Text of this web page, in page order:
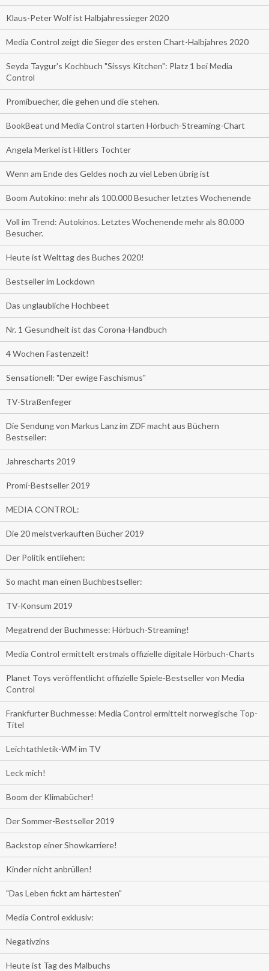
Klaus-Peter Wolf ist Halbjahressieger 2020
Media Control zeigt die Sieger des ersten Chart-Halbjahres 2020
Seyda Taygur's Kochbuch "Sissys Kitchen": Platz 1 bei Media
Control
Promibuecher, die gehen und die stehen.
BookBeat und Media Control starten Hörbuch-Streaming-Chart
Angela Merkel ist Hitlers Tochter
Wenn am Ende des Geldes noch zu viel Leben übrig ist
Boom Autokino: mehr als 100.000 Besucher letztes Wochenende
Voll im Trend: Autokinos. Letztes Wochenende mehr als 80.000
Besucher.
Heute ist Welttag des Buches 2020!
Bestseller im Lockdown
Das unglaubliche Hochbeet
Nr. 1 Gesundheit ist das Corona-Handbuch
4 Wochen Fastenzeit!
Sensationell: "Der ewige Faschismus"
TV-Straßenfeger
Die Sendung von Markus Lanz im ZDF macht aus Büchern
Bestseller:
Jahrescharts 2019
Promi-Bestseller 2019
MEDIA CONTROL:
Die 20 meistverkauften Bücher 2019
Der Politik entliehen:
So macht man einen Buchbestseller:
TV-Konsum 2019
Megatrend der Buchmesse: Hörbuch-Streaming!
Media Control ermittelt erstmals offizielle digitale Hörbuch-Charts
Planet Toys veröffentlicht offizielle Spiele-Bestseller von Media
Control
Frankfurter Buchmesse: Media Control ermittelt norwegische Top-
Titel
Leichtathletik-WM im TV
Leck mich!
Boom der Klimabücher!
Der Sommer-Bestseller 2019
Backstop einer Showkarriere!
Kinder nicht anbrüllen!
"Das Leben fickt am härtesten"
Media Control exklusiv:
Negativzins
Heute ist Tag des Malbuchs